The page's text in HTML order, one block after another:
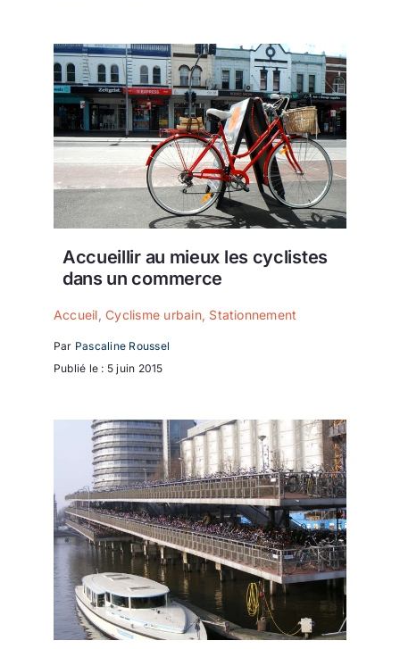
Accueillir au mieux les cyclistes
dans un commerce
Accueil,Cyclisme urbain, Stationnement
Par Pascaline Roussel
Publié le : 5 juin 2015